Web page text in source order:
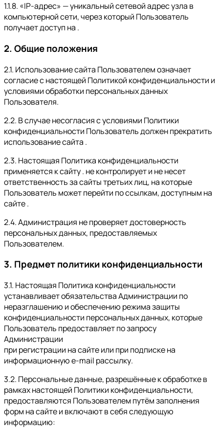
1.1.8. «IP-адрес» — уникальный сетевой адрес узла в
компьютерной сети, через который Пользователь
получает доступ на .
2. Общие положения
2.1. Использование сайта Пользователем означает
согласие с настоящей Политикой конфиденциальности и
условиями обработки персональных данных
Пользователя.
2.2. В случае несогласия с условиями Политики
конфиденциальности Пользователь должен прекратить
использование сайта .
2.3. Настоящая Политика конфиденциальности
применяется к сайту . не контролирует и не несет
ответственность за сайты третьих лиц, на которые
Пользователь может перейти по ссылкам, доступным на
сайте .
2.4. Администрация не проверяет достоверность
персональных данных, предоставляемых
Пользователем.
3. Предмет политики конфиденциальности
3.1. Настоящая Политика конфиденциальности
устанавливает обязательства Администрации по
неразглашению и обеспечению режима защиты
конфиденциальности персональных данных, которые
Пользователь предоставляет по запросу
Администрации
при регистрации на сайте или при подписке на
информационную e-mail рассылку.
3.2. Персональные данные, разрешённые к обработке в
рамках настоящей Политики конфиденциальности,
предоставляются Пользователем путём заполнения
форм на сайте и включают в себя следующую
информацию: